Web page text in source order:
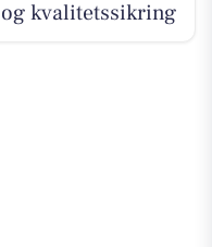
og kvalitetssikring